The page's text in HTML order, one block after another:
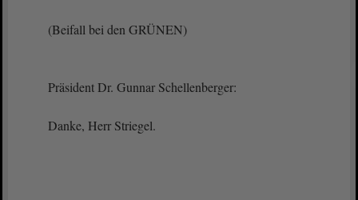
(Beifall bei den GRÜNEN)
Präsident Dr. Gunnar Schellenberger:
Danke, Herr Striegel.